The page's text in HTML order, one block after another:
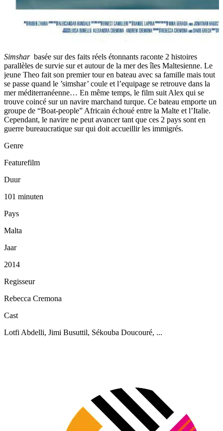
Simshar basée sur des faits réels étonnants raconte 2 histoires
parallèles de survie sur et autour de la mer des îles Maltesienne. Le
jeune Theo fait son premier tour en bateau avec sa famille mais tout
se passe quand le ’simshar’ coule et l’equipage se retrouve dans la
mer méditerranéenne… En même temps, le film suit Alex qui se
trouve coincé sur un navire marchand turque. Ce bateau emporte un
groupe de “Boat-people” Africain échoué entre la Malte et l’Italie.
Cependant, le navire ne peut avancer tant que ces 2 pays sont en
guerre bureaucratique sur qui doit accueillir les immigrés.
Genre
Featurefilm
Duur
101 minuten
Pays
Malta
Jaar
2014
Regisseur
Rebecca Cremona
Cast
Lotfi Abdelli, Jimi Busuttil, Sékouba Doucouré, ...